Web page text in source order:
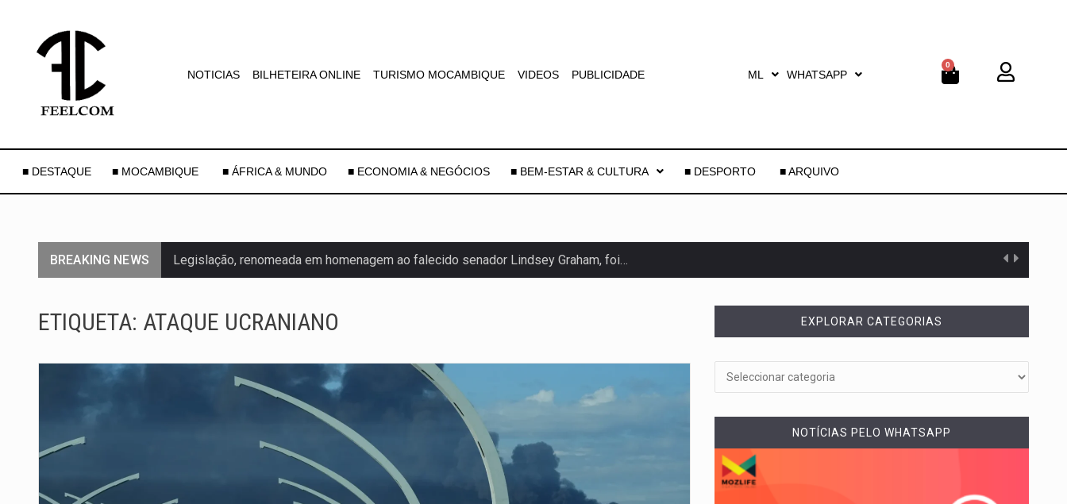
NOTICIAS BILHETEIRA ONLINE TURISMO MOCAMBIQUE VIDEOS PUBLICIDADE ML WHATSAPP
0
■ DESTAQUE ■ MOCAMBIQUE ■ ÁFRICA & MUNDO ■ ECONOMIA & NEGÓCIOS ■ BEM-ESTAR & CULTURA ■ DESPORTO ■ ARQUIVO
BREAKING NEWS Legislação, renomeada em homenagem ao falecido senador Lindsey Graham, foi…
O Departamento de Estado norte-americano confirmou que cidadãos dos Estados…
A final coloca frente a frente duas equipas que chegaram…
A descoberta representa um marco para a astronomia moderna. Embora…
Segundo as autoridades canadianas, mais de 200 incêndios florestais continuam…
De acordo com as autoridades de saúde da Faixa de…
ETIQUETA: ATAQUE UCRANIANO EXPLORAR CATEGORIAS
NOTÍCIAS PELO WHATSAPP